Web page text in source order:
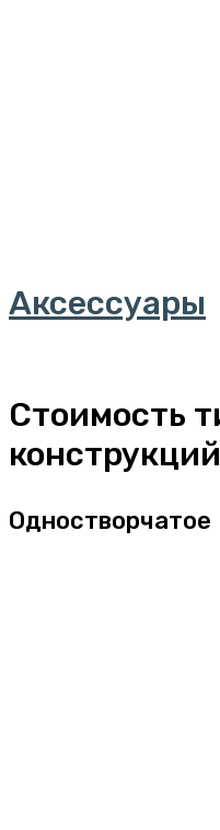
Аксессуары
Стоимость
Одностворчатое